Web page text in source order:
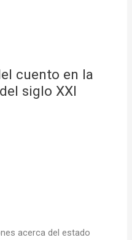
cuento en la
siglo XXI
acerca del estado